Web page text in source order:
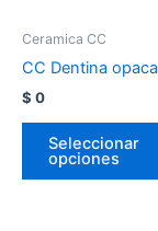
Ceramica CC
CC Dentina opaca
$ 0
Seleccionar
opciones